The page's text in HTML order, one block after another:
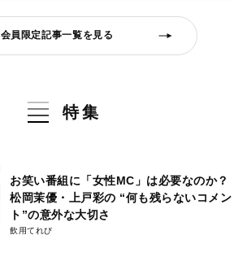
会員限定記事一覧を見る
特集
お笑い番組に「女性MC」は必要なのか？
松岡茉優・上戸彩の “何も残らないコメン
ト”の意外な大切さ
飲用てれび